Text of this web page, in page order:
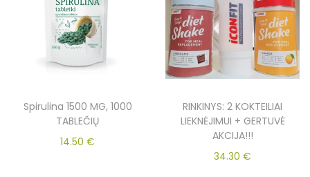
Spirulina 1500 MG, 1000
TABLEČIŲ
14.50 €
RINKINYS: 2 KOKTEILIAI
LIEKNĖJIMUI + GERTUVĖ
AKCIJA!!!
34.30 €